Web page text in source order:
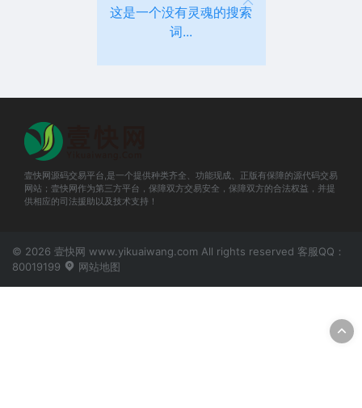
这是一个没有灵魂的搜索
词...
壹快网源码交易平台,是一个提供种类齐全、功能现成、正版有保障的源代码交易
网站；壹快网作为第三方平台，保障双方交易安全，保障双方的合法权益，并提
供相应的司法援助以及技术支持！
© 2026 壹快网 www.yikuaiwang.com All rights reserved 客服QQ：
80019199
网站地图